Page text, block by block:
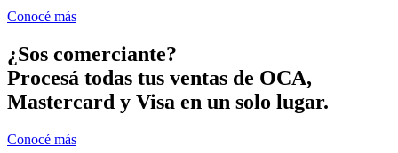
Conocé más
¿Sos comerciante?
Procesá todas tus ventas de OCA,
Mastercard y Visa en un solo lugar.
Conocé más